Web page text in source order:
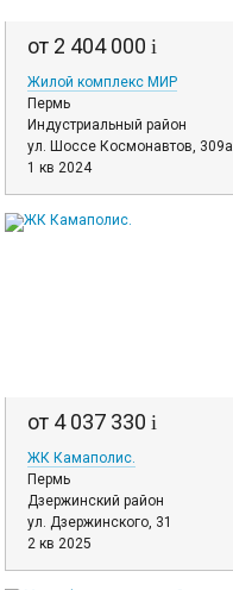
от 2 404 000 i
Жилой комплекс МИР
Пермь
Индустриальный район
ул. Шоссе Космонавтов, 309а
1 кв 2024
от 4 037 330 i
ЖК Камаполис.
Пермь
Дзержинский район
ул. Дзержинского, 31
2 кв 2025